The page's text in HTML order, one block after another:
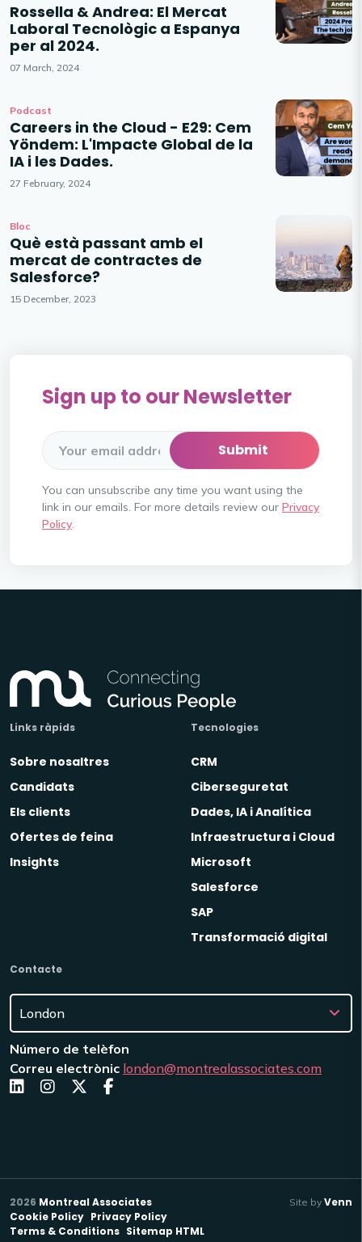
Rossella & Andrea: El Mercat
Laboral Tecnològic a Espanya
per al 2024.
07 March, 2024
Podcast
Careers in the Cloud - E29: Cem
Yöndem: L'Impacte Global de la
IA i les Dades.
27 February, 2024
Bloc
Què està passant amb el
mercat de contractes de
Salesforce?
15 December, 2023
Sign up to our Newsletter
You can unsubscribe any time you want using the
link in our emails. For more details review our Privacy
Policy.
Links ràpids
Sobre nosaltres
Candidats
Els clients
Ofertes de feina
Insights
Tecnologies
CRM
Ciberseguretat
Dades, IA i Analítica
Infraestructura i Cloud
Microsoft
Salesforce
SAP
Transformació digital
Contacte
Número de telèfon
Correu electrònic london@montrealassociates.com
2026 Montreal Associates
Cookie Policy Privacy Policy
Terms & Conditions Sitemap HTML
Site by Venn